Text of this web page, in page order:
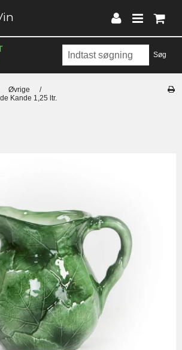
Søg
Øvrige
/
Kande 1,25 ltr.